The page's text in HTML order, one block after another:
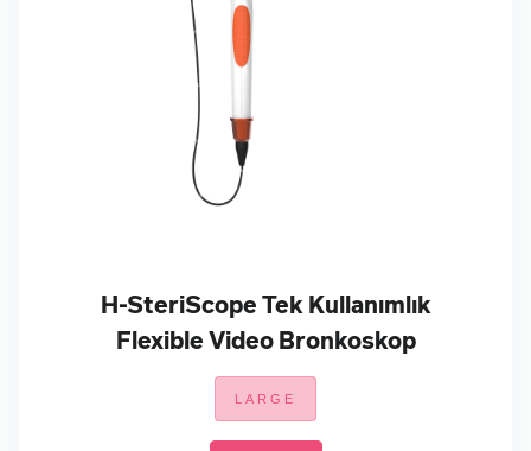
H-SteriScope Tek Kullanımlık
Flexible Video Bronkoskop
LARGE